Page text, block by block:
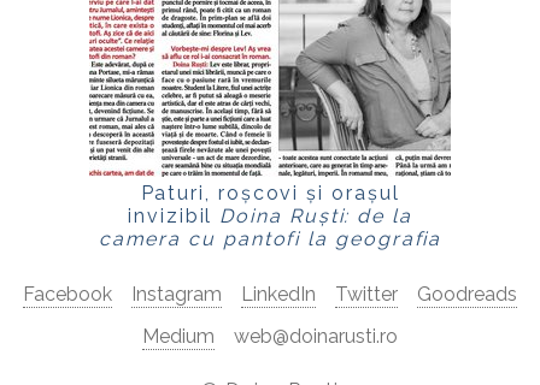
Paturi, roșcovi și orașul
invizibil Doina Ruști: de la
camera cu pantofi la geografia
Facebook
Instagram LinkedIn Twitter
Goodreads
Medium
web@doinarusti.ro